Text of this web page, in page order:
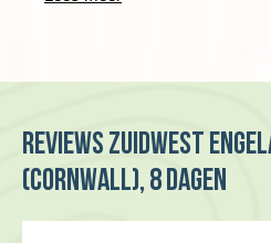
Reviews Zuidwest
(Cornwall), 8 dagen